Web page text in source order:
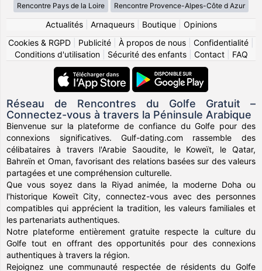
Rencontre Pays de la Loire Rencontre Provence-Alpes-Côte d Azur
Actualités| Arnaqueurs| Boutique| Opinions
Cookies & RGPD
Publicité À propos de nous Confidentialité
Conditions d'utilisation| Sécurité des enfants| Contact| FAQ
Réseau de Rencontres du Golfe Gratuit –
Connectez-vous à travers la Péninsule Arabique
Bienvenue sur la plateforme de confiance du Golfe pour des
connexions significatives. Gulf-dating.com rassemble des
célibataires à travers l'Arabie Saoudite, le Koweït, le Qatar,
Bahreïn et Oman, favorisant des relations basées sur des valeurs
partagées et une compréhension culturelle.
Que vous soyez dans la Riyad animée, la moderne Doha ou
l'historique Koweït City, connectez-vous avec des personnes
compatibles qui apprécient la tradition, les valeurs familiales et
les partenariats authentiques.
Notre plateforme entièrement gratuite respecte la culture du
Golfe tout en offrant des opportunités pour des connexions
authentiques à travers la région.
Rejoignez une communauté respectée de résidents du Golfe